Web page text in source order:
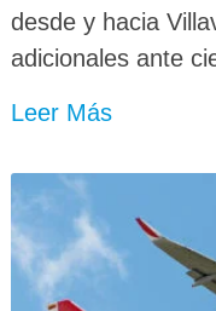
desde y hacia
adicionales ante
Leer Más